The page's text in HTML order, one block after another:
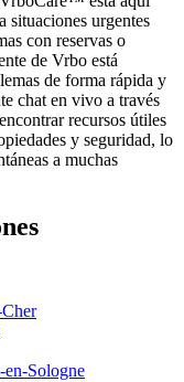
situaciones urgentes
con reservas o
de Vrbo está
de forma rápida y
chat en vivo a través
recursos útiles
y seguridad, lo
a muchas
en-Sologne